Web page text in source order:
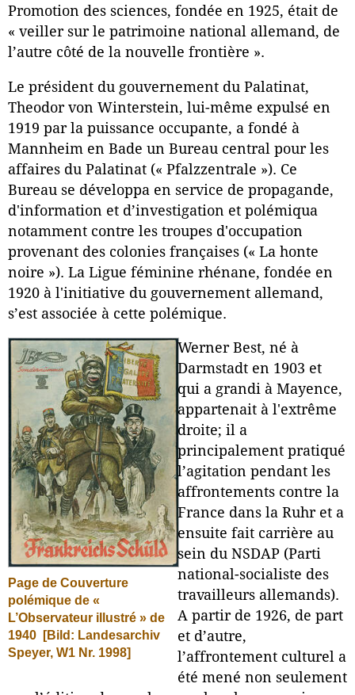
Promotion des sciences, fondée en 1925, était de
« veiller sur le patrimoine national allemand, de
l’autre côté de la nouvelle frontière ».
Le président du gouvernement du Palatinat,
Theodor von Winterstein, lui-même expulsé en
1919 par la puissance occupante, a fondé à
Mannheim en Bade un Bureau central pour les
affaires du Palatinat (« Pfalzzentrale »). Ce
Bureau se développa en service de propagande,
d'information et d’investigation et polémiqua
notamment contre les troupes d'occupation
provenant des colonies françaises (« La honte
noire »). La Ligue féminine rhénane, fondée en
1920 à l'initiative du gouvernement allemand,
s’est associée à cette polémique.
Page de Couverture
polémique de «
L’Observateur illustré » de
1940
[Bild: Landesarchiv
Speyer, W1 Nr. 1998]
Werner Best, né à
Darmstadt en 1903 et
qui a grandi à Mayence,
appartenait à l'extrême
droite; il a
principalement pratiqué
l’agitation pendant les
affrontements contre la
France dans la Ruhr et a
ensuite fait carrière au
sein du NSDAP (Parti
national-socialiste des
travailleurs allemands).
A partir de 1926, de part
et d’autre,
l’affrontement culturel a
été mené non seulement